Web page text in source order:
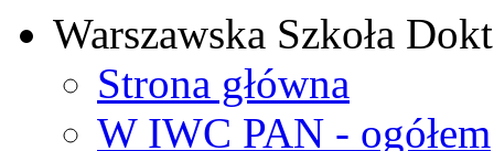
Warszawska Szkoła
Strona główna
W IWC PAN - ogółem